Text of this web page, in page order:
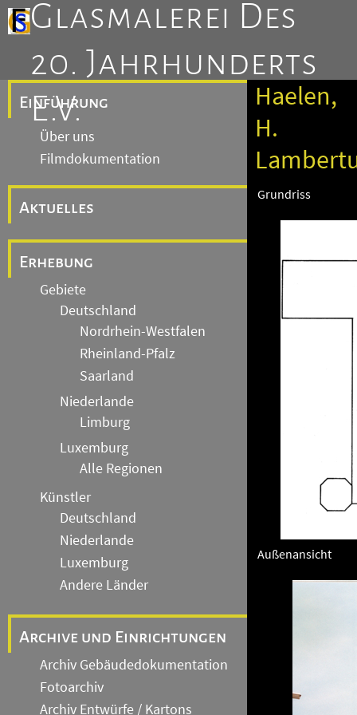
Glasmalerei Des
20. Jahrhunderts
E.V.
Einführung
Über uns
Filmdokumentation
Aktuelles
Erhebung
Gebiete
Deutschland
Nordrhein-Westfalen
Rheinland-Pfalz
Saarland
Niederlande
Limburg
Luxemburg
Alle Regionen
Künstler
Deutschland
Niederlande
Luxemburg
Andere Länder
Archive und Einrichtungen
Archiv Gebäudedokumentation
Fotoarchiv
Archiv Entwürfe / Kartons
Haelen,
H.
Grundriss
Außenansicht